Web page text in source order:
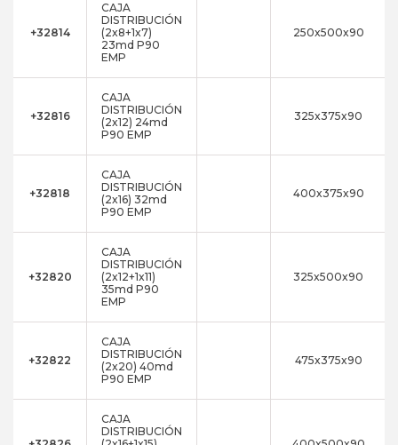
+32814
CAJA
DISTRIBUCIÓN
(2x8+1x7)
23md P90
EMP
250x500x90
+32816
CAJA
DISTRIBUCIÓN
(2x12) 24md
P90 EMP
325x375x90
+32818
CAJA
DISTRIBUCIÓN
(2x16) 32md
P90 EMP
400x375x90
+32820
CAJA
DISTRIBUCIÓN
(2x12+1x11)
35md P90
EMP
325x500x90
+32822
CAJA
DISTRIBUCIÓN
(2x20) 40md
P90 EMP
475x375x90
CAJA
DISTRIBUCIÓN